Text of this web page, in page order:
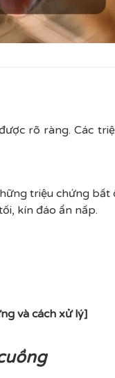
rõ ràng. Các
triệu chứng bất
kín đáo ẩn nấp.
và cách xử lý]